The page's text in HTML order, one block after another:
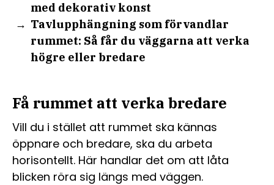
med dekorativ konst
Tavlupphängning som förvandlar
rummet: Så får du väggarna att verka
högre eller bredare
Få rummet att verka bredare
Vill du i stället att rummet ska kännas
öppnare och bredare, ska du arbeta
horisontellt. Här handlar det om att låta
blicken röra sig längs med väggen.